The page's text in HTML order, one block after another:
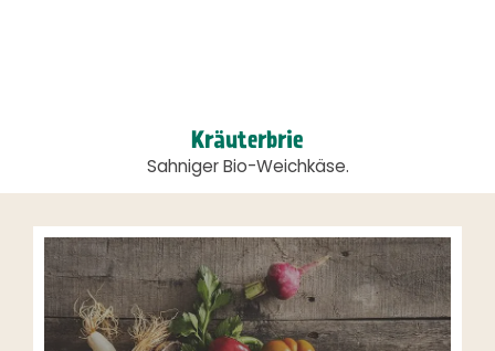
Kräuterbrie
Sahniger Bio-Weichkäse.